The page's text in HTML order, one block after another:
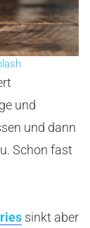
und
und dann
Schon fast
sinkt aber